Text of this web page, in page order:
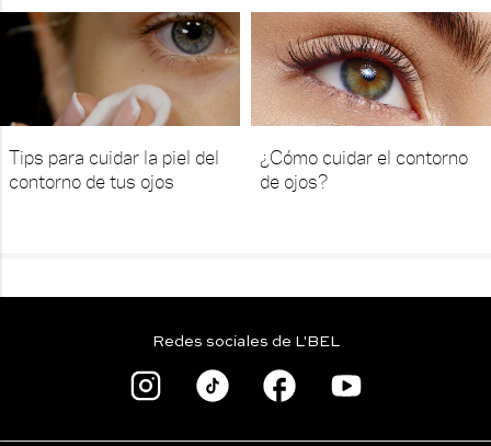
Tips para cuidar la piel del
contorno de tus ojos
¿Cómo cuidar el contorno
de ojos?
Redes sociales de L'BEL